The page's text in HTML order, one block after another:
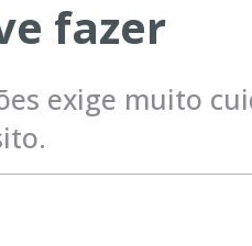
fazer
exige muito